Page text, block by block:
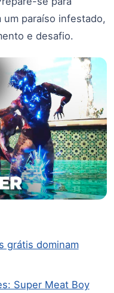
paraíso infestado,
e desafio.
grátis dominam
Super Meat Boy